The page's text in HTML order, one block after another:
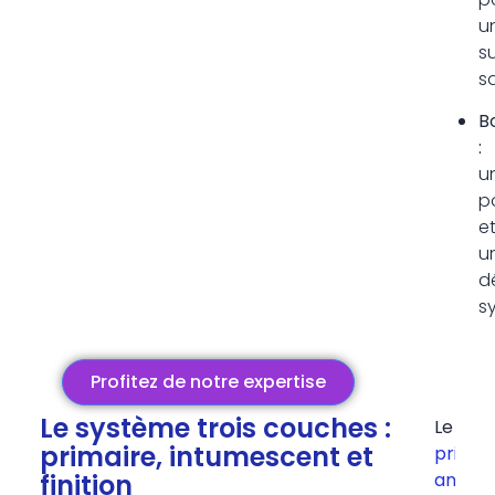
:
et
Profitez de notre expertise
Le système trois couches :
primaire, intumescent et
finition
Le